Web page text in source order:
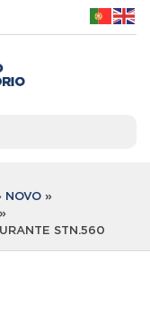
NOVO »
»
STN.560